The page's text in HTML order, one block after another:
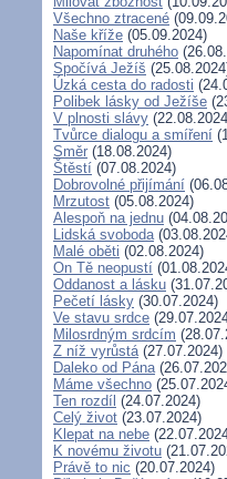
Všechno ztracené
Naše kříže (05.09.2024)
Napomínat druhého
Spočívá Ježíš
Úzká cesta do radosti
Polibek lásky od Ježíše
V plnosti slávy
Tvůrce dialogu a smíření
Směr (18.08.2024)
Štěstí (07.08.2024)
Dobrovolné přijímání
Mrzutost (05.08.2024)
Alespoň na jednu
Lidská svoboda
Malé oběti (02.08.2024)
On Tě neopustí
Oddanost a lásku
Pečetí lásky (30.07.2024)
Ve stavu srdce
Milosrdným srdcím
Z níž vyrůstá(27.07.2024)
Daleko od Pána
Máme všechno
Ten rozdíl (24.07.2024)
Celý život (23.07.2024)
Klepat na nebe
K novému životu
Právě to nic (20.07.2024)